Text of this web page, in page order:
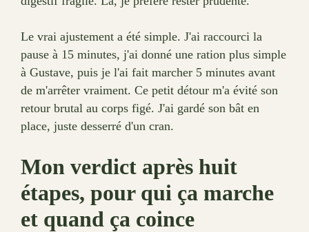
Le vrai ajustement a été simple. J'ai raccourci la
pause à 15 minutes, j'ai donné une ration plus simple
à Gustave, puis je l'ai fait marcher 5 minutes avant
de m'arrêter vraiment. Ce petit détour m'a évité son
retour brutal au corps figé. J'ai gardé son bât en
place, juste desserré d'un cran.
Mon verdict après huit
étapes, pour qui ça marche
et quand ça coince